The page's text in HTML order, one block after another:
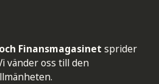
Finansmagasinet sprider
vänder oss till den